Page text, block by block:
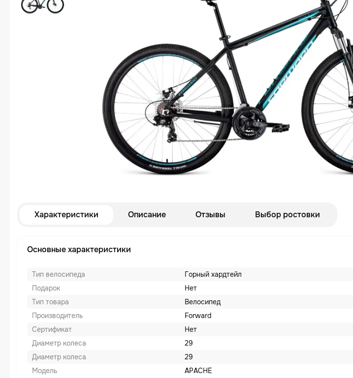
Характеристики Описание Отзывы Выбор ростовки
Основные характеристики
Тип велосипеда
Горный хардтейл
Подарок
Нет
Тип товара
Велосипед
Производитель
Forward
Сертификат
Нет
Диаметр колеса
29
Диаметр колеса
29
Модель
APACHE